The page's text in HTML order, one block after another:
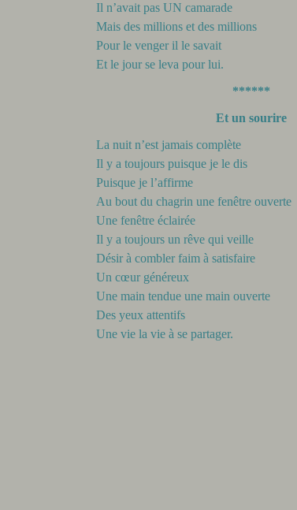
Il n’avait pas UN camarade
Mais des millions et des millions
Pour le venger il le savait
Et le jour se leva pour lui.
******
Et un sourire
La nuit n’est jamais complète
Il y a toujours puisque je le dis
Puisque je l’affirme
Au bout du chagrin une fenêtre ouverte
Une fenêtre éclairée
Il y a toujours un rêve qui veille
Désir à combler faim à satisfaire
Un cœur généreux
Une main tendue une main ouverte
Des yeux attentifs
Une vie la vie à se partager.